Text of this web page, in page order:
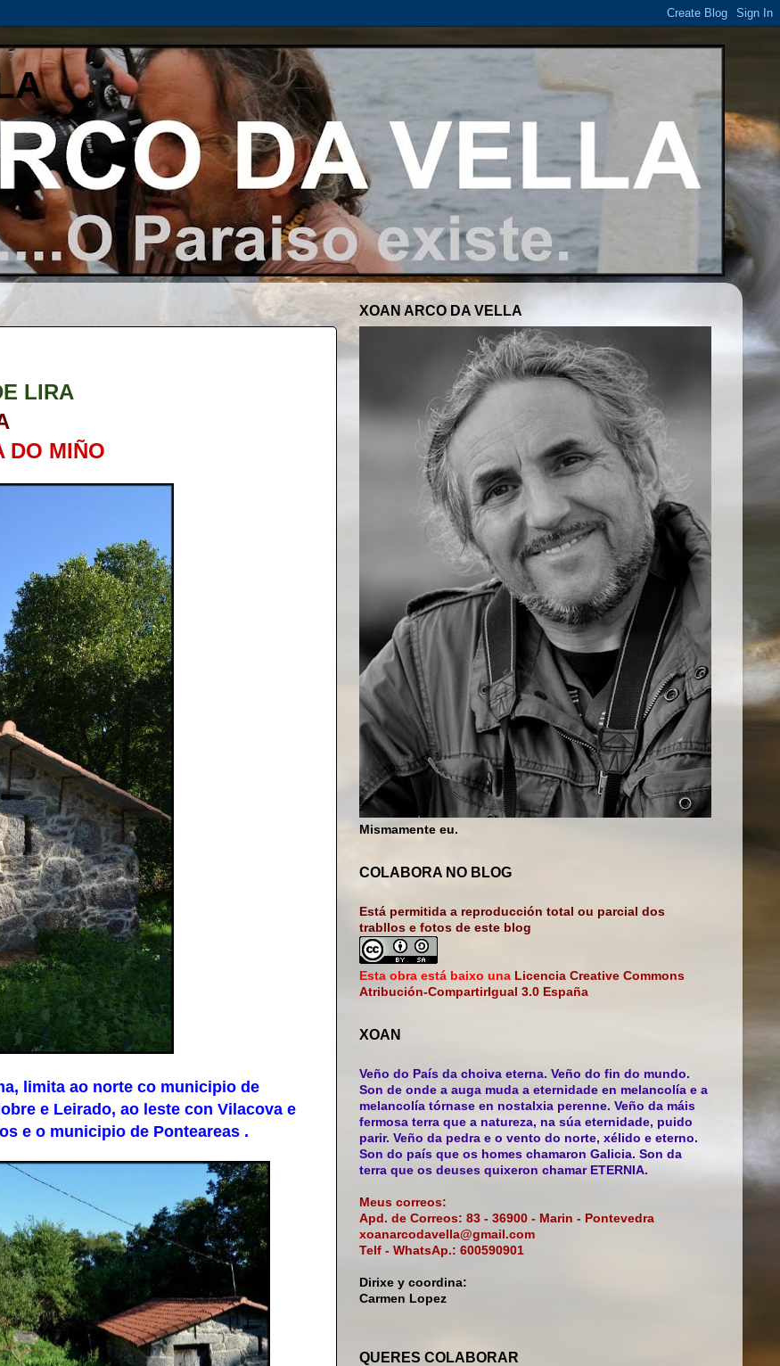
LIRA
DO MIÑO
limita ao norte co municipio de
e Leirado, ao leste con Vilacova e
e o municipio de Ponteareas .
XOAN ARCO DA VELLA
Mismamente eu.
COLABORA NO BLOG
Está permitida a reproducción total ou parcial dos
trabllos e fotos de este blog
Esta obra está baixo una Licencia Creative Commons
Atribución-CompartirIgual 3.0 España
XOAN
Veño do País da choiva eterna. Veño do fin do mundo.
Son de onde a auga muda a eternidade en melancolía e a
melancolía tórnase en nostalxia perenne. Veño da máis
fermosa terra que a natureza, na súa eternidade, puido
parir. Veño da pedra e o vento do norte, xélido e eterno.
Son do país que os homes chamaron Galicia. Son da
terra que os deuses quixeron chamar ETERNIA.
Meus correos:
Apd. de Correos: 83 - 36900 - Marin - Pontevedra
xoanarcodavella@gmail.com
Telf - WhatsAp.: 600590901
Dirixe y coordina:
Carmen Lopez
QUERES COLABORAR